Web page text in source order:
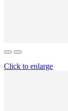
Click to enlarge